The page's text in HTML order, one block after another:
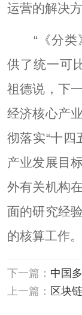
运营的解决
“《分类》
供了统一可
祖德说，下
经济核心产
彻落实“十四
产业发展目
外有关机构
面的研究经
的核算工作。
下一篇： 中国
上一篇： 区块